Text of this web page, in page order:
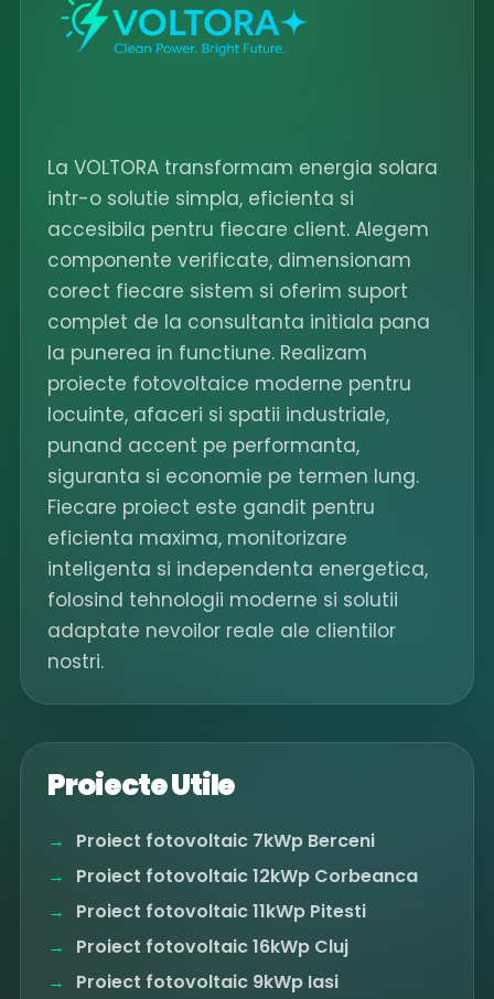
La VOLTORA transformam energia solara
intr-o solutie simpla, eficienta si
accesibila pentru fiecare client. Alegem
componente verificate, dimensionam
corect fiecare sistem si oferim suport
complet de la consultanta initiala pana
la punerea in functiune. Realizam
proiecte fotovoltaice moderne pentru
locuinte, afaceri si spatii industriale,
punand accent pe performanta,
siguranta si economie pe termen lung.
Fiecare proiect este gandit pentru
eficienta maxima, monitorizare
inteligenta si independenta energetica,
folosind tehnologii moderne si solutii
adaptate nevoilor reale ale clientilor
nostri.
Proiecte Utile
Proiect fotovoltaic 7kWp Berceni
Proiect fotovoltaic 12kWp Corbeanca
Proiect fotovoltaic 11kWp Pitesti
Proiect fotovoltaic 16kWp Cluj
Proiect fotovoltaic 9kWp Iasi